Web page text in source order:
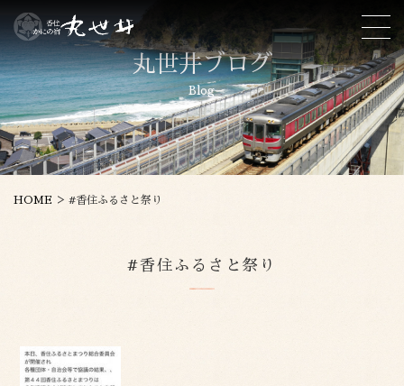
丸世井ブログ
Blog
HOME > #香住ふるさと祭り
#香住ふるさと祭り